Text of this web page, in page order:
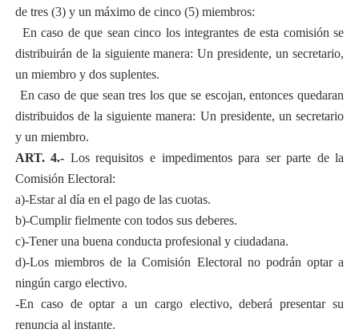
de tres (3) y un máximo de cinco (5) miembros:
En caso de que sean cinco los integrantes de esta comisión se
distribuirán de la siguiente manera: Un presidente, un secretario,
un miembro y dos suplentes.
En caso de que sean tres los que se escojan, entonces quedaran
distribuidos de la siguiente manera: Un presidente, un secretario
y un miembro.
ART. 4.- Los requisitos e impedimentos para ser parte de la
Comisión Electoral:
a)-Estar al día en el pago de las cuotas.
b)-Cumplir fielmente con todos sus deberes.
c)-Tener una buena conducta profesional y ciudadana.
d)-Los miembros de la Comisión Electoral no podrán optar a
ningún cargo electivo.
-En caso de optar a un cargo electivo, deberá presentar su
renuncia al instante.